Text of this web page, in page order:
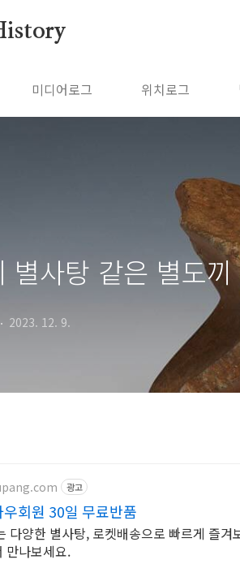
미디어로그 위치로그
별사탕 같은 별도끼
2023. 12. 9.
광고
회원 30일 무료반품
다양한 별사탕, 로켓배송으로 빠르게 즐
만나보세요.